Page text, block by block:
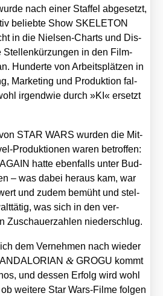
nach einer Staf­fel abge­setzt,
belieb­te Show SKELETON
in die Niel­sen-Charts und Dis­
Stel­len­kür­zun­gen in den Film-
Hun­der­te von Arbeits­plät­zen in
Mar­ke­ting und Pro­duk­ti­on fal­
irgend­wie durch »KI« ersetzt
STAR WARS wur­den die Mit­
Pro­duk­tio­nen waren betrof­fen:
hat­te eben­falls unter Bud­
– was dabei her­aus kam, war
und zudem bemüht und stel­
was sich in den ver­
Zuschau­er­zah­len nie­der­schlug.
dem Ver­neh­men nach wie­der
& GROGU kommt
und des­sen Erfolg wird wohl
wei­te­re Star Wars-Fil­me fol­gen